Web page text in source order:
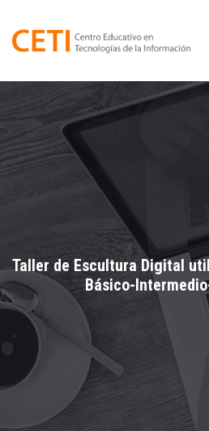
Taller de Escultura Digital
Básico-